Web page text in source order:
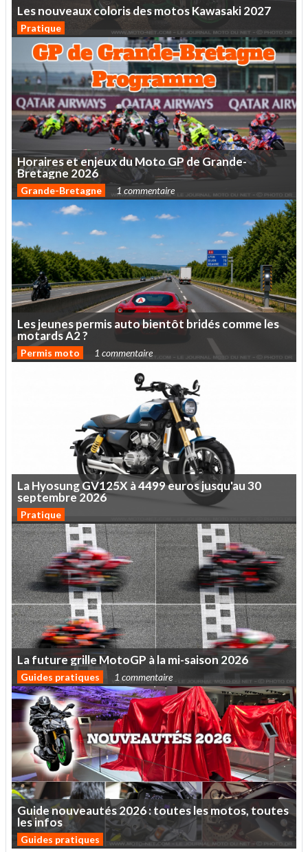
LesnouveauxcolorisdesmotosKawasaki2027
Pratique
HorairesetenjeuxduMotoGPdeGrande-
Bretagne 2026
Grande-Bretagne 1 commentaire
Lesjeunespermisautobientôt bridéscommeles
motardsA2?
Permis moto 1 commentaire
LaHyosungGV125X à4499eurosjusqu'au30
septembre 2026
Pratique
Lafuturegrille MotoGP àlami-saison 2026
Guides pratiques 1 commentaire
Guidenouveautés2026:touteslesmotos,toutes
lesinfos
Guides pratiques